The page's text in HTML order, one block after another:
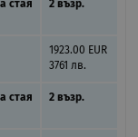
стая 2 възр.
1923.00 EUR
3761 лв.
стая 2 възр.